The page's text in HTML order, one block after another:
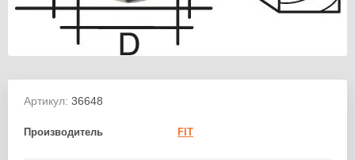
Артикул: 36648
Производитель FIT